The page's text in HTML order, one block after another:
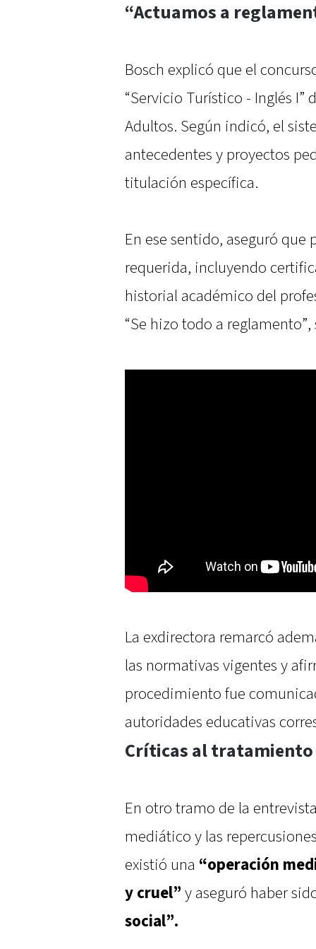
“Actuamos a
Bosch explicó que el
“Servicio Turístico - Inglés
Adultos. Según indicó, el
antecedentes y proyectos
titulación específica.
En ese sentido, aseguró
requerida, incluyendo
historial académico del
“Se hizo todo a
La exdirectora remarcó
las normativas vigentes y
procedimiento fue
autoridades educativas
Críticas al tratamiento
En otro tramo de la
mediático y las
existió una “operación
y cruel” y aseguró haber
social”.